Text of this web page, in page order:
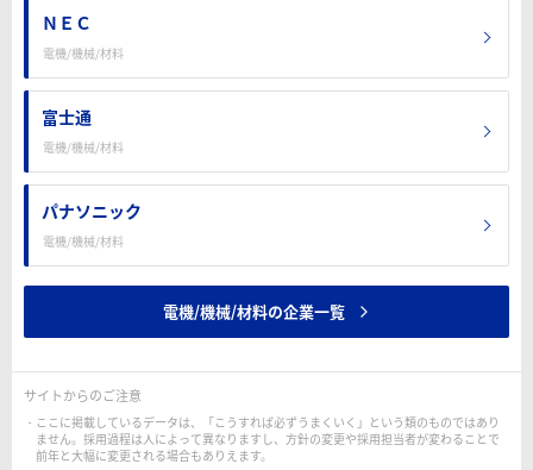
ＮＥＣ
電機/機械/材料
富士通
電機/機械/材料
パナソニック
電機/機械/材料
電機/機械/材料の企業一覧
サイトからのご注意
ここに掲載しているデータは、「こうすれば必ずうまくいく」という類のものではあり
ません。採用過程は人によって異なりますし、方針の変更や採用担当者が変わることで
前年と大幅に変更される場合もありえます。